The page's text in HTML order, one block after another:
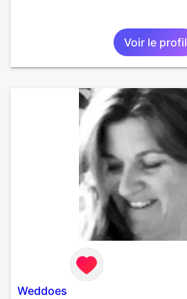
Voir le profil
Weddoes